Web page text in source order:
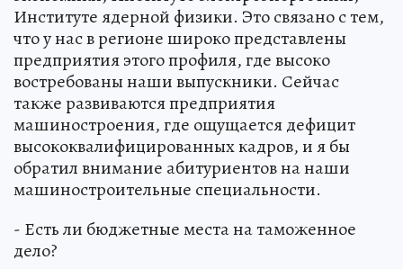
Институте ядерной физики. Это связано с тем,
что у нас в регионе широко представлены
предприятия этого профиля, где высоко
востребованы наши выпускники. Сейчас
также развиваются предприятия
машиностроения, где ощущается дефицит
высококвалифицированных кадров, и я бы
обратил внимание абитуриентов на наши
машиностроительные специальности.
- Есть ли бюджетные места на таможенное
дело?